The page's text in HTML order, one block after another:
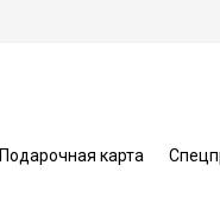
Подарочная карта